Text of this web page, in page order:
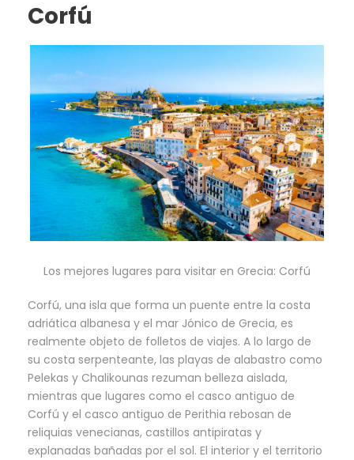
Corfú
Los mejores lugares para visitar en Grecia: Corfú
Corfú, una isla que forma un puente entre la costa
adriática albanesa y el mar Jónico de Grecia, es
realmente objeto de folletos de viajes. A lo largo de
su costa serpenteante, las playas de alabastro como
Pelekas y Chalikounas rezuman belleza aislada,
mientras que lugares como el casco antiguo de
Corfú y el casco antiguo de Perithia rebosan de
reliquias venecianas, castillos antipiratas y
explanadas bañadas por el sol. El interior y el territorio